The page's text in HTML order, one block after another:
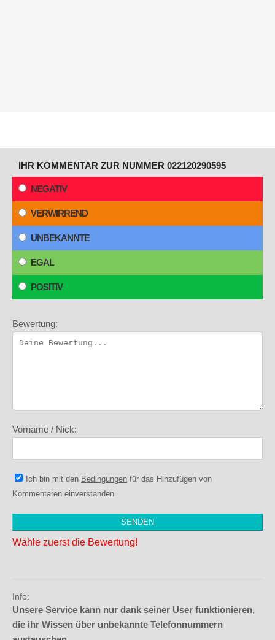
IHR KOMMENTAR ZUR NUMMER 022120290595
NEGATIV
VERWIRREND
UNBEKANNTE
EGAL
POSITIV
Bewertung:
Vorname / Nick:
Ich bin mit den Bedingungen für das Hinzufügen von
Kommentaren einverstanden
Wähle zuerst die Bewertung!
Info:
Unsere Service kann nur dank seiner User funktionieren,
die ihr Wissen über unbekannte Telefonnummern